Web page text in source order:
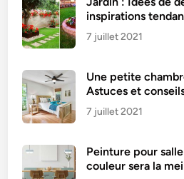
inspirations
7 juillet 2021
Une petite
Astuces et
7 juillet 2021
Peinture pour
couleur sera la